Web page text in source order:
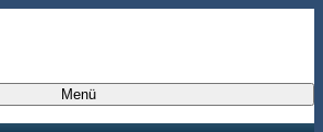
Menü